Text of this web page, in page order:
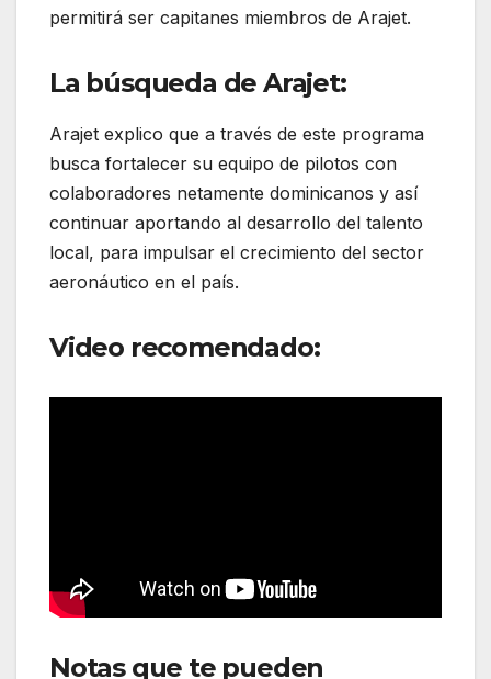
permitirá ser capitanes miembros de Arajet.
La búsqueda de Arajet:
Arajet explico que a través de este programa
busca fortalecer su equipo de pilotos con
colaboradores netamente dominicanos y así
continuar aportando al desarrollo del talento
local, para impulsar el crecimiento del sector
aeronáutico en el país.
Video recomendado:
Notas que te pueden